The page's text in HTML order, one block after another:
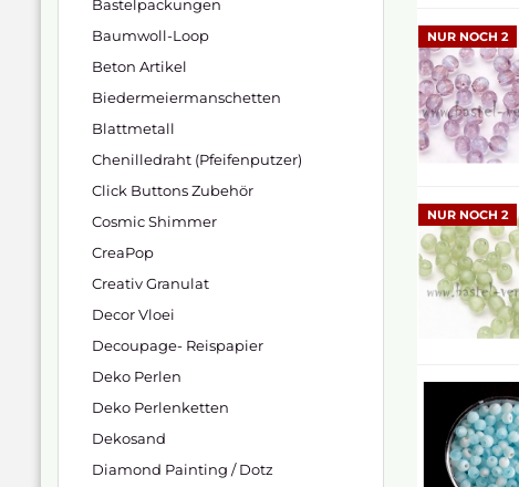
NUR NOCH 2
NUR NOCH 2
Bastelpackungen
Baumwoll-Loop
Beton Artikel
Biedermeiermanschetten
Blattmetall
Chenilledraht (Pfeifenputzer)
Click Buttons Zubehör
Cosmic Shimmer
CreaPop
Creativ Granulat
Decor Vloei
Decoupage- Reispapier
Deko Perlen
Deko Perlenketten
Dekosand
Diamond Painting / Dotz